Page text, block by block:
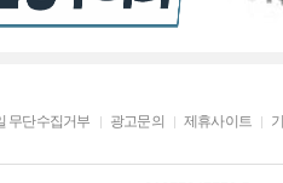
무단수집거부 광고문의 제휴사이트